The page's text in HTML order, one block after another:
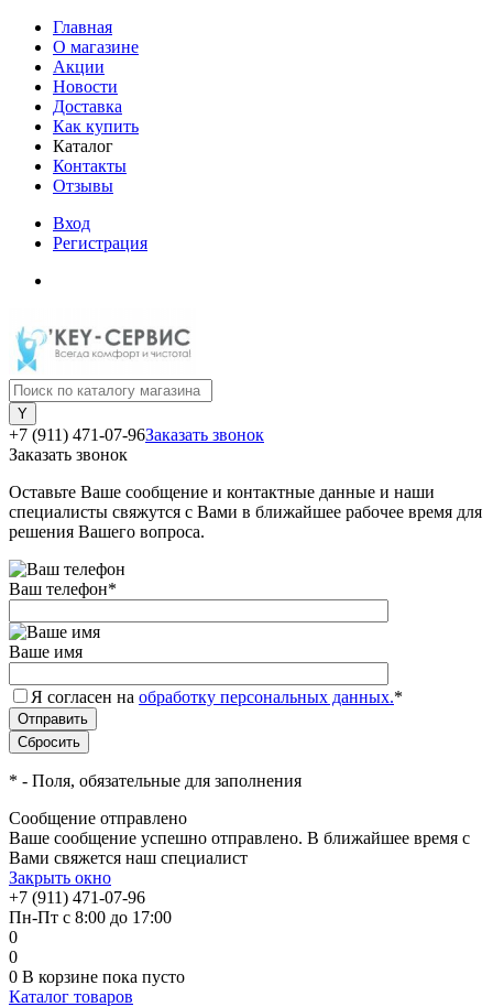
Главная
О магазине
Акции
Новости
Доставка
Как купить
Каталог
Контакты
Отзывы
Вход
Регистрация
+7 (911) 471-07-96Заказать звонок
Заказать звонок
Оставьте Ваше сообщение и контактные данные и наши
специалисты свяжутся с Вами в ближайшее рабочее время для
решения Вашего вопроса.
Ваш телефон*
Ваше имя
Я согласен на обработку персональных данных.*
* - Поля, обязательные для заполнения
Сообщение отправлено
Ваше сообщение успешно отправлено. В ближайшее время с
Вами свяжется наш специалист
Закрыть окно
+7 (911) 471-07-96
Пн-Пт с 8:00 до 17:00
0
0
0 В корзине пока пусто
Каталог товаров